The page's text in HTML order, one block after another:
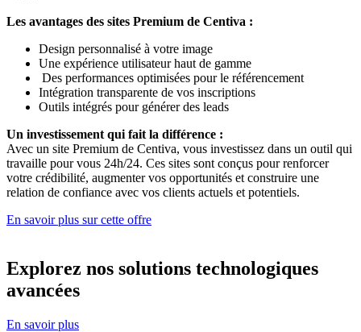
Les avantages des sites Premium de Centiva :
Design personnalisé à votre image
Une expérience utilisateur haut de gamme
Des performances optimisées pour le référencement
Intégration transparente de vos inscriptions
Outils intégrés pour générer des leads
Un investissement qui fait la différence :
Avec un site Premium de Centiva, vous investissez dans un outil qui
travaille pour vous 24h/24. Ces sites sont conçus pour renforcer
votre crédibilité, augmenter vos opportunités et construire une
relation de confiance avec vos clients actuels et potentiels.
En savoir plus sur cette offre
Explorez nos solutions technologiques
avancées
En savoir plus